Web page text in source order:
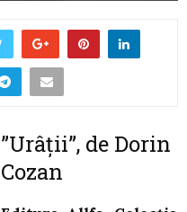
”Urâții”, de Dorin
Cozan